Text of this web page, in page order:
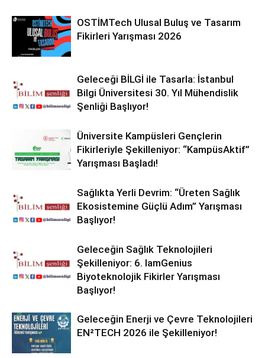
OSTİMTech Ulusal Buluş ve Tasarım
Fikirleri Yarışması 2026
Geleceği BİLGİ ile Tasarla: İstanbul
Bilgi Üniversitesi 30. Yıl Mühendislik
Şenliği Başlıyor!
Üniversite Kampüsleri Gençlerin
Fikirleriyle Şekilleniyor: “KampüsAktif”
Yarışması Başladı!
Sağlıkta Yerli Devrim: “Üreten Sağlık
Ekosistemine Güçlü Adım” Yarışması
Başlıyor!
Geleceğin Sağlık Teknolojileri
Şekilleniyor: 6. IamGenius
Biyoteknolojik Fikirler Yarışması
Başlıyor!
Geleceğin Enerji ve Çevre Teknolojileri
EN²TECH 2026 ile Şekilleniyor!